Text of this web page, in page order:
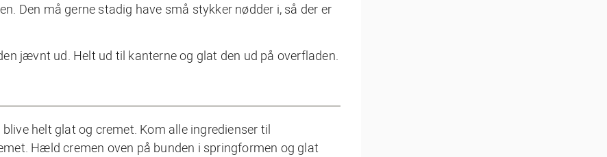
Den må gerne stadig have små stykker nødder i, så der er
jævnt ud. Helt ud til kanterne og glat den ud på overfladen.
helt glat og cremet. Kom alle ingredienser til
Hæld cremen oven på bunden i springformen og glat